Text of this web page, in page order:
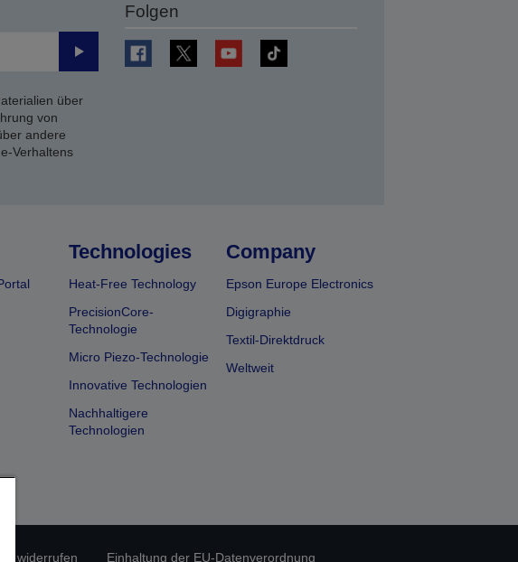
Senden
über
von
andere
Verhaltens
Folgen
Technologies
Heat-Free Technology
PrecisionCore-
Technologie
Micro Piezo-Technologie
Innovative Technologien
Nachhaltigere
Technologien
Company
Epson Europe Electronics
Digigraphie
Textil-Direktdruck
Weltweit
widerrufen Einhaltung der EU-Datenverordnung